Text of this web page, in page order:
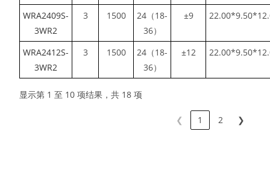
WRA2409S-
3WR2
3 1500
24（18-
36）
±9
WRA2412S-
3WR2
3 1500
24（18-
36）
±12
显示第 1 至 10 项结果，共 18 项
❮ 1 2 ❯